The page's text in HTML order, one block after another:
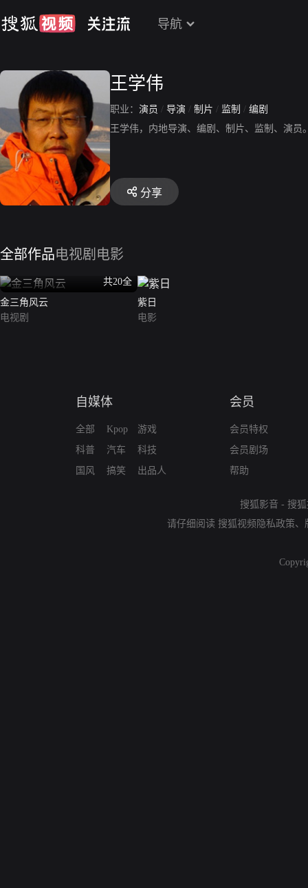
导航
王学伟
职业： 演员 / 导演 / 制片 / 监制 / 编剧
王学伟，内地导演、编剧、制片、监制、演
分享
全部作品电视剧 电影
共20全
金三角风云
电视剧
紫日
电影
自媒体
全部
科普
国风
Kpop
汽车
搞笑
游戏
科技
出品人
会员
会员特权
会员剧场
帮助
搜狐影音 - 搜
请仔细阅读 搜狐视频隐私政策、